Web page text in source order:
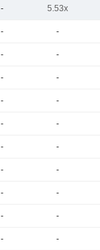
- 5.53x
- -
- -
- -
- -
- -
- -
- -
- -
- -
- -